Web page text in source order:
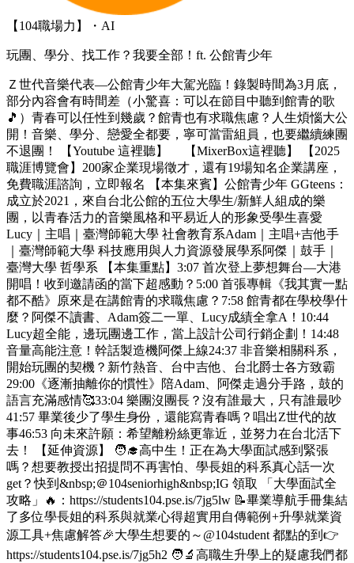
【104職場力】・AI
玩團、學分、找工作？我要全部！ft. 公館青少年
Ｚ世代音樂代表—公館青少年大駕光臨！錄製時間為3月底，
部分內容會有時間差（小驚喜：可以在節目中聽到館青的歌
🎵）青春可以任性到幾歲？館青也有求職焦慮？人生煩惱大公
開！音樂、學分、戀愛全都要，寧可當雷組員，也要繼續練團
不退團！ 【Youtube 這裡聽】 【MixerBox這裡聽】 【2025
職涯博覽會】200家企業現場徵才，還有19場知名企業講座，
免費職涯諮詢，立即報名 【本集來賓】公館青少年 GGteens：
成立於2021，來自台北公館的五位大學生/新鮮人組成的樂
團，以青春活力的音樂風格和平易近人的形象受學生喜愛
Lucy｜主唱｜臺灣師範大學 社會教育系Adam｜主唱+吉他手
｜臺灣師範大學 科技應用與人力資源發展學系阿傑｜鼓手｜
臺灣大學 哲學系 【本集重點】3:07 首次登上夢想舞台—大港
開唱！收到邀請函的當下超感動？5:00 首張專輯《我其實一點
都不酷》原來是在講館青的求職焦慮？7:58 館青都在學校學什
麼？阿傑不讀書、Adam簽二一單、Lucy成績全拿A！10:44
Lucy超全能，邊玩團邊工作，當上設計公司行銷企劃！14:48
音量高能注意！幹話製造機阿傑上線24:37 非音樂相關科系，
開始玩團的契機？新竹熱音、台中吉他、台北爵士各方致霸
29:00《逐漸抽離你的慣性》陪Adam、阿傑走過分手路，鼓的
語言充滿感情🥰33:04 樂團沒團長？沒有誰最大，只有誰最吵
41:57 畢業後少了學生身份，還能寫青春嗎？唱出Z世代的故
事46:53 向未來許願：希望離粉絲更靠近，並努力在台北活下
去！ 【延伸資源】 🧑‍🎓高中生！正在為大學面試感到緊張
嗎？想要教授出招提問不再害怕、學長姐的科系真心話一次
get？快到&nbsp;＠104seniorhigh&nbsp;IG 領取 「大學面試全
攻略」🔥：https://students104.pse.is/7jg5lw 📝畢業導航手冊集結
了多位學長姐的科系與就業心得超實用自傳範例+升學就業資
源工具+焦慮解答🎉大學生想要的～@104student 都點的到👉
https://students104.pse.is/7jg5h2 🧑‍🔬高職生升學上的疑慮我們都